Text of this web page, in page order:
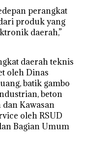
perangkat
produk yang
daerah,”
daerah teknis
oleh Dinas
batik gambo
beton
Kawasan
oleh RSUD
Bagian Umum